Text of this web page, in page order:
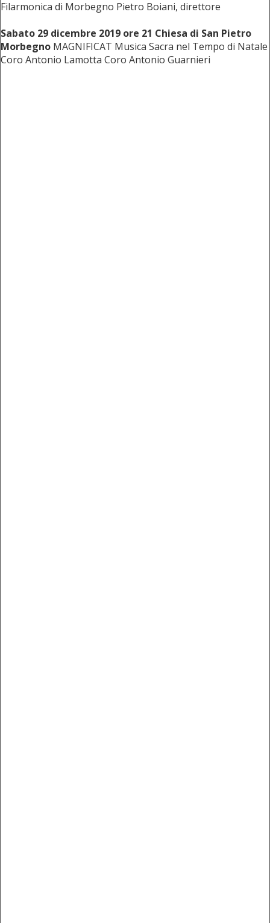
Filarmonica di Morbegno Pietro Boiani, direttore
Sabato 29 dicembre 2019 ore 21 Chiesa di San Pietro
Morbegno MAGNIFICAT Musica Sacra nel Tempo di Natale
Coro Antonio Lamotta Coro Antonio Guarnieri